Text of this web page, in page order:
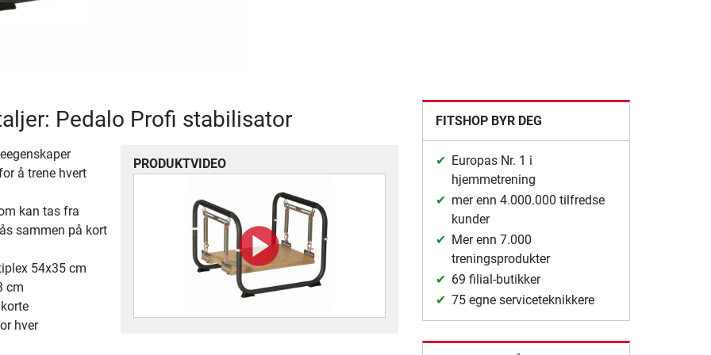
Pedalo Profi stabilisator
PRODUKTVIDEO
å trene hvert
kan tas fra
sammen på kort
54x35 cm
cm
hver
FITSHOP BYR DEG
Europas Nr. 1 i
hjemmetrening
mer enn 4.000.000 tilfredse
kunder
Mer enn 7.000
treningsprodukter
69 filial-butikker
75 egne serviceteknikkere